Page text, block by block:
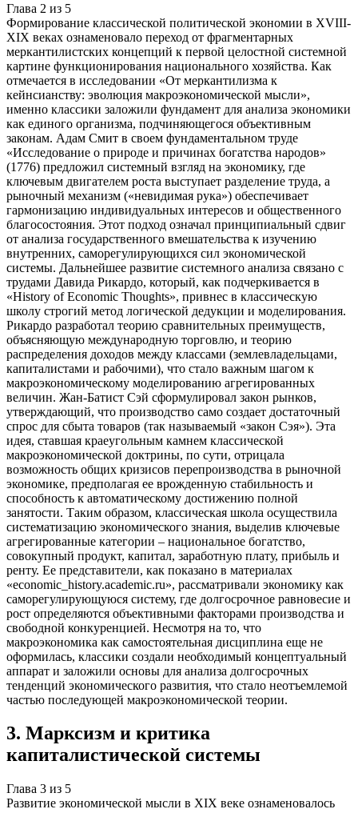
Глава 2 из 5
Формирование классической политической экономии в XVIII-
XIX веках ознаменовало переход от фрагментарных
меркантилистских концепций к первой целостной системной
картине функционирования национального хозяйства. Как
отмечается в исследовании «От меркантилизма к
кейнсианству: эволюция макроэкономической мысли»,
именно классики заложили фундамент для анализа экономики
как единого организма, подчиняющегося объективным
законам. Адам Смит в своем фундаментальном труде
«Исследование о природе и причинах богатства народов»
(1776) предложил системный взгляд на экономику, где
ключевым двигателем роста выступает разделение труда, а
рыночный механизм («невидимая рука») обеспечивает
гармонизацию индивидуальных интересов и общественного
благосостояния. Этот подход означал принципиальный сдвиг
от анализа государственного вмешательства к изучению
внутренних, саморегулирующихся сил экономической
системы. Дальнейшее развитие системного анализа связано с
трудами Давида Рикардо, который, как подчеркивается в
«History of Economic Thoughts», привнес в классическую
школу строгий метод логической дедукции и моделирования.
Рикардо разработал теорию сравнительных преимуществ,
объясняющую международную торговлю, и теорию
распределения доходов между классами (землевладельцами,
капиталистами и рабочими), что стало важным шагом к
макроэкономическому моделированию агрегированных
величин. Жан-Батист Сэй сформулировал закон рынков,
утверждающий, что производство само создает достаточный
спрос для сбыта товаров (так называемый «закон Сэя»). Эта
идея, ставшая краеугольным камнем классической
макроэкономической доктрины, по сути, отрицала
возможность общих кризисов перепроизводства в рыночной
экономике, предполагая ее врожденную стабильность и
способность к автоматическому достижению полной
занятости. Таким образом, классическая школа осуществила
систематизацию экономического знания, выделив ключевые
агрегированные категории – национальное богатство,
совокупный продукт, капитал, заработную плату, прибыль и
ренту. Ее представители, как показано в материалах
«economic_history.academic.ru», рассматривали экономику как
саморегулирующуюся систему, где долгосрочное равновесие и
рост определяются объективными факторами производства и
свободной конкуренцией. Несмотря на то, что
макроэкономика как самостоятельная дисциплина еще не
оформилась, классики создали необходимый концептуальный
аппарат и заложили основы для анализа долгосрочных
тенденций экономического развития, что стало неотъемлемой
частью последующей макроэкономической теории.
3. Марксизм и критика
капиталистической системы
Глава 3 из 5
Развитие экономической мысли в XIX веке ознаменовалось